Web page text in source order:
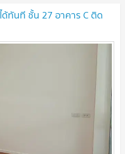
ด้ทันที ชั้น 27 อาคาร C ติด